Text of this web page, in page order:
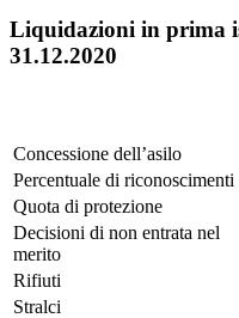
Liquidazioni in prima
31.12.2020
Concessione dell’asilo
Percentuale di riconoscimenti
Quota di protezione
Decisioni di non entrata nel
merito
Rifiuti
Stralci